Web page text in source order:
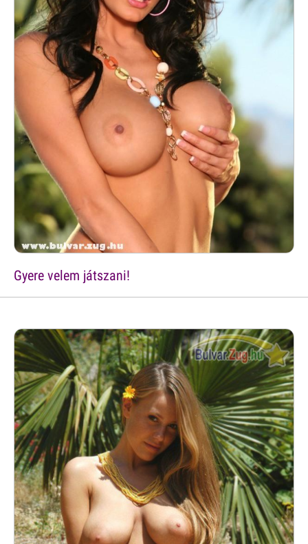
Gyere velem játszani!